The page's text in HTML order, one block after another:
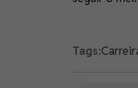
Tags: